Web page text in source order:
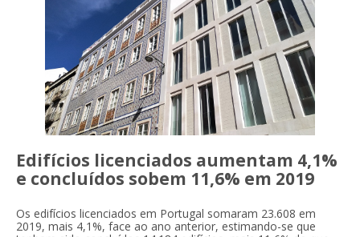
Edifícios licenciados aumentam 4,1%
e concluídos sobem 11,6% em 2019
Os edifícios licenciados em Portugal somaram 23.608 em
2019, mais 4,1%, face ao ano anterior, estimando-se que